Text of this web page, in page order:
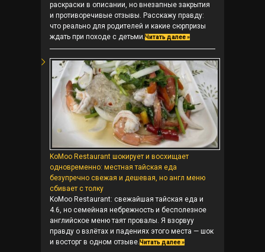
раскраски в описании, но внезапные закрытия
и противоречивые отзывы. Расскажу правду:
что реально для родителей и какие сюрпризы
ждать при походе с детьми.Читать далее »
KoMoo Restaurant шокирует и восхищает
одновременно: местная тайская еда
безупречно свежая и дешевая, но англ меню
сбивает с толку
KoMoo Restaurant: свежайшая тайская еда и
4.6, но семейная небрежность и бесполезное
английское меню таят провалы. Я взорвуу
правду о взлётах и падениях этого места — шок
и восторг в одном отзыве.Читать далее »